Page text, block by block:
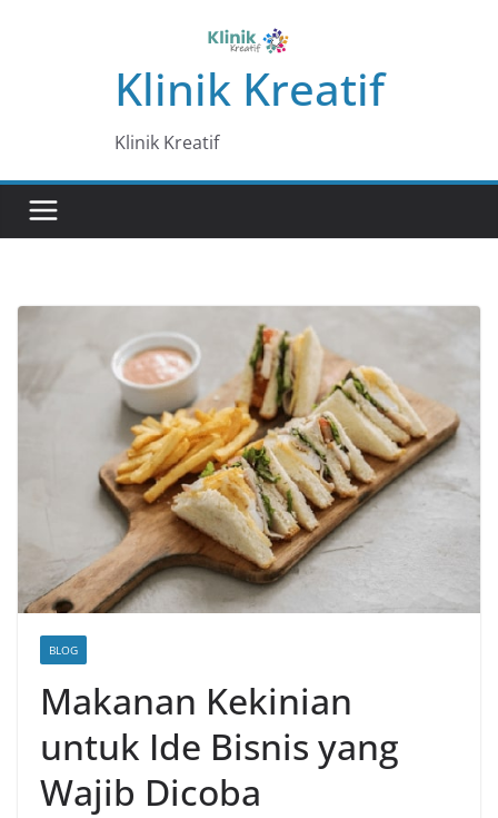
Klinik Kreatif
Klinik Kreatif
BLOG
Makanan Kekinian
untuk Ide Bisnis yang
Wajib Dicoba